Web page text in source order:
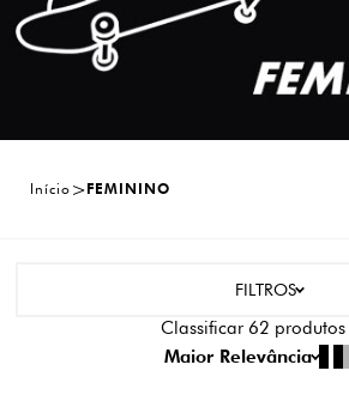
Início FEMININO
Classificar 62
Maior Relevância
FILTROS